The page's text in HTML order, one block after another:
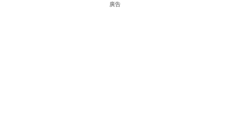
廣告